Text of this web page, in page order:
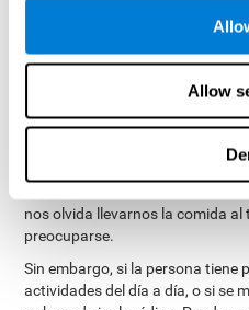
Allow
memoria no sean conscientes de
modo que suelen ser
Por otra parte, las personas
focalizarse más en sus errores,
memoria sin ser necesariamente
habitual, si olvidamos el nombre
que no tenemos mucho trato, si
nos olvida llevarnos la comida al
preocuparse.
Sin embargo, si la persona tiene
actividades del día a día, o si se